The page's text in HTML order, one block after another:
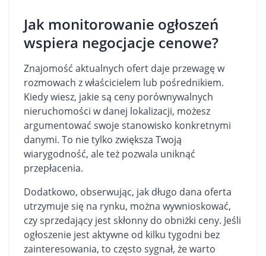
Jak monitorowanie ogłoszeń
wspiera negocjacje cenowe?
Znajomość aktualnych ofert daje przewagę w
rozmowach z właścicielem lub pośrednikiem.
Kiedy wiesz, jakie są ceny porównywalnych
nieruchomości w danej lokalizacji, możesz
argumentować swoje stanowisko konkretnymi
danymi. To nie tylko zwiększa Twoją
wiarygodność, ale też pozwala uniknąć
przepłacenia.
Dodatkowo, obserwując, jak długo dana oferta
utrzymuje się na rynku, można wywnioskować,
czy sprzedający jest skłonny do obniżki ceny. Jeśli
ogłoszenie jest aktywne od kilku tygodni bez
zainteresowania, to często sygnał, że warto